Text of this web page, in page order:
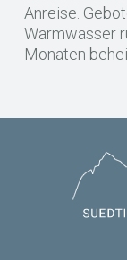
Anreise.
Warmwasser
Monaten